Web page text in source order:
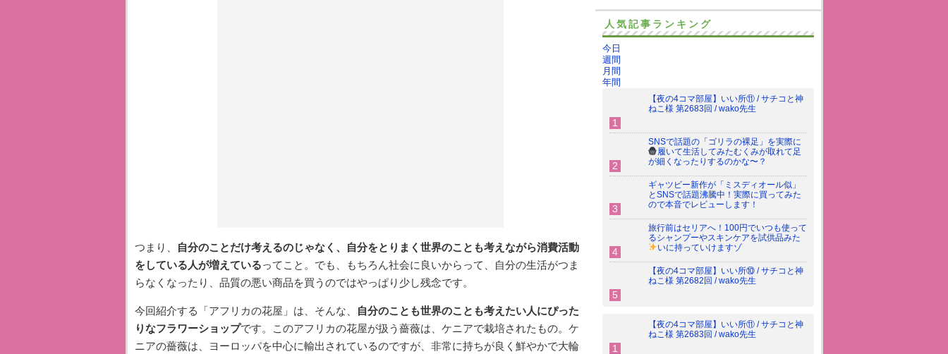
つまり、
自分のことだけ考えるのじゃなく、自分をとりまく世界のことも考えながら消費活動
をしている人が増えているってこと。でも、もちろん社会に良いからって、自分の生活がつま
らなくなったり、品質の悪い商品を買うのではやっぱり少し残念です。
今回紹介する「アフリカの花屋」は、そんな、
自分のことも世界のことも考えたい人にぴった
りなフラワーショップです。このアフリカの花屋が扱う薔薇は、ケニアで栽培されたもの。ケ
ニアの薔薇は、ヨーロッパを中心に輸出されているのですが、非常に持ちが良く鮮やかで大輪
人気記事ランキング
今日
週間
月間
年間
【夜の4コマ部屋】いい所⑪ / サチコと神
ねこ様 第2683回 / wako先生
SNSで話題の「ゴリラの裸足」を実際に
履いて生活してみたむくみが取れて足
が細くなったりするのかな〜？
ギャツビー新作が「ミスディオール似」
とSNSで話題沸騰中！実際に買ってみた
ので本音でレビューします！
旅行前はセリアへ！100円でいつも使って
るシャンプーやスキンケアを試供品みた
いに持っていけますゾ
【夜の4コマ部屋】いい所⑩ / サチコと神
ねこ様 第2682回 / wako先生
【夜の4コマ部屋】いい所⑪ / サチコと神
ねこ様 第2683回 / wako先生